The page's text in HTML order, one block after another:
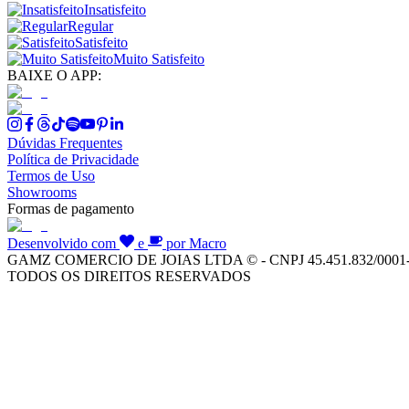
Insatisfeito
Regular
Satisfeito
Muito Satisfeito
BAIXE O APP:
Dúvidas Frequentes
Política de Privacidade
Termos de Uso
Showrooms
Formas de pagamento
Desenvolvido com e
por Macro
GAMZ COMERCIO DE JOIAS LTDA © - CNPJ 45.451.832/
TODOS OS DIREITOS RESERVADOS